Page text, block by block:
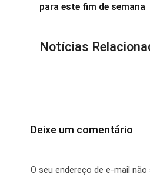
para este fim de semana
Notícias
Deixe um comentário
O seu endereço de e-mail não